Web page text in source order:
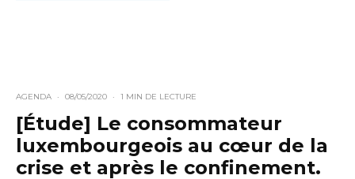
AGENDA · 08/05/2020 · 1 MIN DE LECTURE
[Étude] Le consommateur
luxembourgeois au cœur de la
crise et après le confinement.